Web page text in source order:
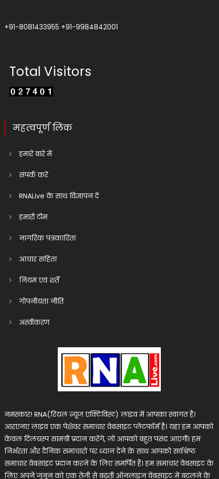
+91-8081433955 +91-9984842001
Total Visitors
महत्वपूर्ण लिंक
हमारे बारे में
संपर्क करें
RNALive के साथ विज्ञापन दें
हमारी टीम
नागरिक पत्रकारिता
आचार संहिता
नियम एवं शर्तें
गोपनीयता नीति
अस्वीकरण
नमस्कार! RNA(रियल न्यूज एक्टिविस्ट) लाइव में आपका स्वागत है।
आरएनए लाइव एक पेशेवर समाचार वेबसाइट प्लेटफॉर्म है। यहां हम आपको
केवल दिलचस्प सामग्री प्रदान करेंगे, जो आपको बहुत पसंद आएगी। हम
निर्भरता और दैनिक समाचारों पर ध्यान देने के साथ आपको सर्वश्रेष्ठ
समाचार वेबसाइट प्रदान करने के लिए समर्पित हैं। हम समाचार वेबसाइट के
लिए अपने जुनून को एक तेजी से बढ़ती ऑनलाइन वेबसाइट में बदलने के